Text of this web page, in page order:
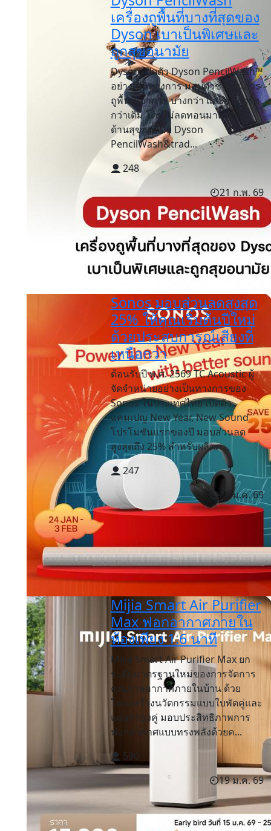
เครื่องถูพื้นที่บางที่สุดของ
Dyson เบาเป็นพิเศษและ
ถูกสุขอนามัย
Dyson เปิดตัว Dyson PencilWash™
อย่างเป็นทางการ มอบตัวช่วยในการ
ถูพื้นที่เบากว่า บางกว่า และกะทัดรัด
กว่าเดิม โดยไม่ลดทอนมาตรฐาน
ด้านสุขอนามัย Dyson
PencilWash&trad...
248
21 ก.พ. 69
Sonos มอบส่วนลดสูงสุด
25% ให้คุณเริ่มต้นปีใหม่
ด้วยประสบการณ์เสียงที่
เหนือกว่า
ต้อนรับปี พ.ศ. 2569 TC Acoustic ผู้
จัดจำหน่ายอย่างเป็นทางการของ
Sonos ในประเทศไทย เปิดตัว
แคมเปญ New Year, New Sound
โปรโมชันแรกของปี มอบส่วนลด
สูงสุดถึง 25% สำหรับผลิตภ...
247
27 ม.ค. 69
Mijia Smart Air Purifier
Max ฟอกอากาศภายใน
ห้องเพียง 1.6 นาที
Mijia Smart Air Purifier Max ยก
ระดับมาตรฐานใหม่ของการจัดการ
คุณภาพอากาศภายในบ้าน ด้วย
โครงสร้างนวัตกรรมแบบใบพัดคู่และ
แผ่นกรองคู่ มอบประสิทธิภาพการ
ฟอกอากาศแบบทรงพลังด้วยค...
590
19 ม.ค. 69